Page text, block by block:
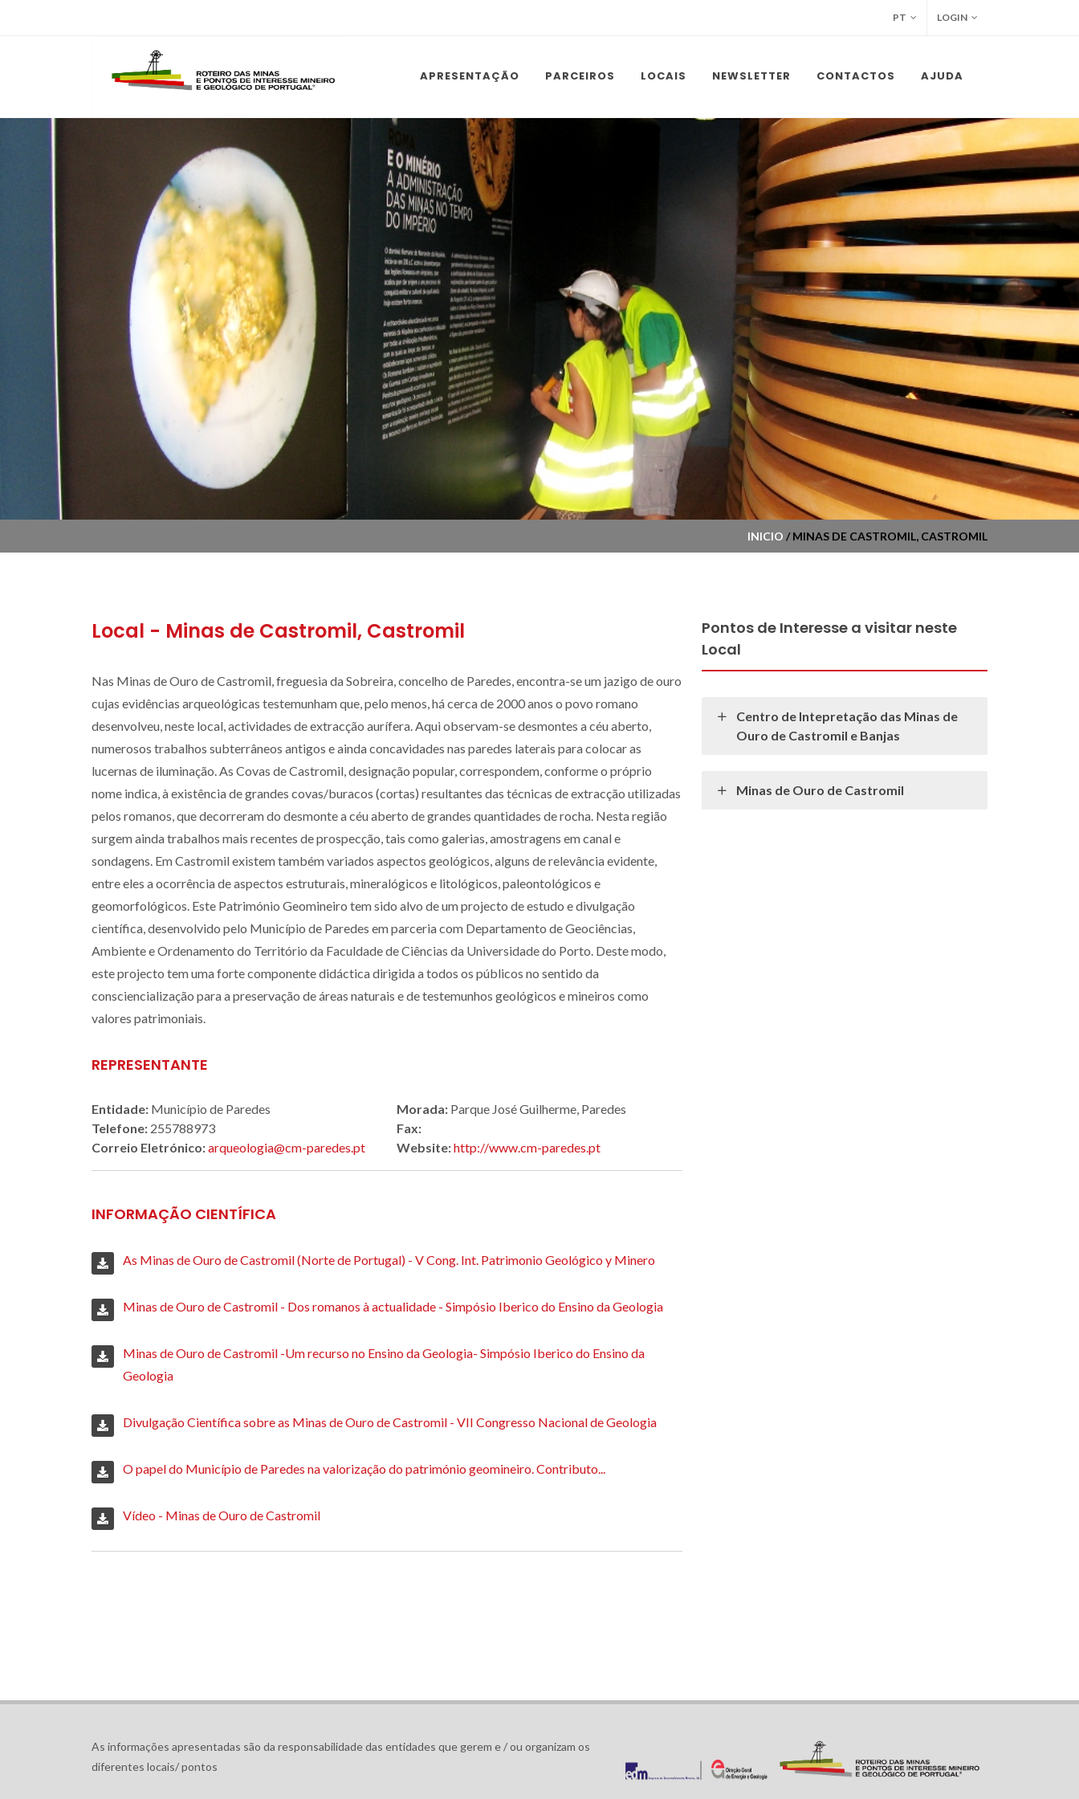
PT LOGIN
APRESENTAÇÃO PARCEIROS LOCAIS NEWSLETTER CONTACTOS AJUDA
INICIO / MINAS DE CASTROMIL, CASTROMIL
Local - Minas de Castromil, Castromil
Nas Minas de Ouro de Castromil, freguesia da Sobreira, concelho de Paredes, encontra-se um jazigo de ouro
cujas evidências arqueológicas testemunham que, pelo menos, há cerca de 2000 anos o povo romano
desenvolveu, neste local, actividades de extracção aurífera. Aqui observam-se desmontes a céu aberto,
numerosos trabalhos subterrâneos antigos e ainda concavidades nas paredes laterais para colocar as
lucernas de iluminação. As Covas de Castromil, designação popular, correspondem, conforme o próprio
nome indica, à existência de grandes covas/buracos (cortas) resultantes das técnicas de extracção utilizadas
pelos romanos, que decorreram do desmonte a céu aberto de grandes quantidades de rocha. Nesta região
surgem ainda trabalhos mais recentes de prospecção, tais como galerias, amostragens em canal e
sondagens. Em Castromil existem também variados aspectos geológicos, alguns de relevância evidente,
entre eles a ocorrência de aspectos estruturais, mineralógicos e litológicos, paleontológicos e
geomorfológicos. Este Património Geomineiro tem sido alvo de um projecto de estudo e divulgação
científica, desenvolvido pelo Município de Paredes em parceria com Departamento de Geociências,
Ambiente e Ordenamento do Território da Faculdade de Ciências da Universidade do Porto. Deste modo,
este projecto tem uma forte componente didáctica dirigida a todos os públicos no sentido da
consciencialização para a preservação de áreas naturais e de testemunhos geológicos e mineiros como
valores patrimoniais.
REPRESENTANTE
Entidade: Município de Paredes
Telefone: 255788973
Correio Eletrónico:arqueologia@cm-paredes.pt
Morada: Parque José Guilherme, Paredes
Fax:
Website:http://www.cm-paredes.pt
INFORMAÇÃO CIENTÍFICA
As Minas de Ouro de Castromil (Norte de Portugal) - V Cong. Int. Patrimonio Geológico y Minero
Minas de Ouro de Castromil - Dos romanos à actualidade - Simpósio Iberico do Ensino da Geologia
Minas de Ouro de Castromil -Um recurso no Ensino da Geologia- Simpósio Iberico do Ensino da
Geologia
Divulgação Científica sobre as Minas de Ouro de Castromil - VII Congresso Nacional de Geologia
O papel do Município de Paredes na valorização do património geomineiro. Contributo...
Vídeo - Minas de Ouro de Castromil
Pontos de Interesse a visitar neste
Local
Centro de Intepretação das Minas de
Ouro de Castromil e Banjas
Minas de Ouro de Castromil
As informações apresentadas são da responsabilidade das entidades que gerem e / ou organizam os
diferentes locais/ pontos